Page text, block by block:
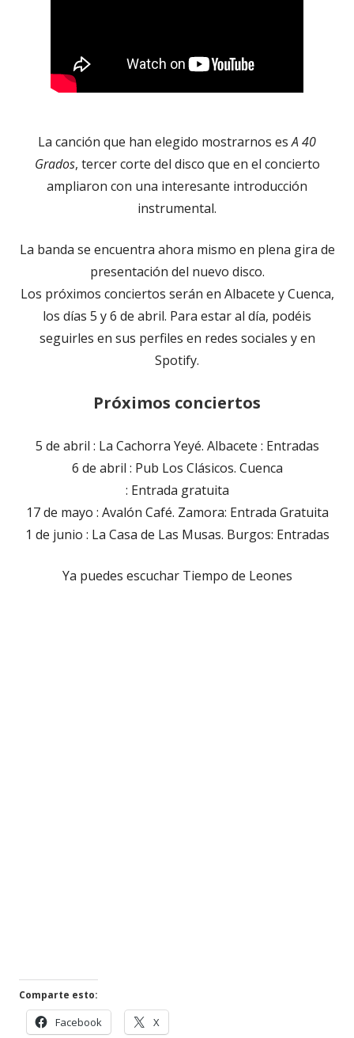
La canción que han elegido mostrarnos esA 40
Grados, tercer corte del disco que en el concierto
ampliaron con una interesante introducción
instrumental.
La banda se encuentra ahora mismo en plena gira de
presentación del nuevo disco.
Los próximos conciertos serán en Albacete y Cuenca,
los días 5 y 6 de abril. Para estar al día, podéis
seguirles en sus perfiles en redes sociales y en
Spotify.
Próximos conciertos
5 de abril : La Cachorra Yeyé. Albacete : Entradas
6 de abril : Pub Los Clásicos. Cuenca
: Entrada gratuita
17 de mayo : Avalón Café. Zamora: Entrada Gratuita
1 de junio : La Casa de Las Musas. Burgos: Entradas
Ya puedes escuchar Tiempo de Leones
Comparte esto:
Facebook X